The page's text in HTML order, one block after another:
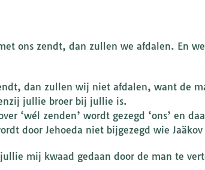
ons zendt, dan zullen we afdalen. En
dan zullen wij niet afdalen, want de
jullie broer bij jullie is.
‘wél zenden’ wordt gezegd ‘ons’ en
door Jehoeda niet bijgezegd wie
mij kwaad gedaan door de man te